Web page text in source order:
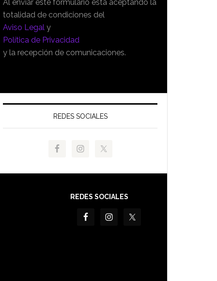
Al enviar este formulario está aceptando la
totalidad de condiciones del
Aviso Legal y
Política de Privacidad
y la recepción de comunicaciones.
REDES SOCIALES
REDES SOCIALES